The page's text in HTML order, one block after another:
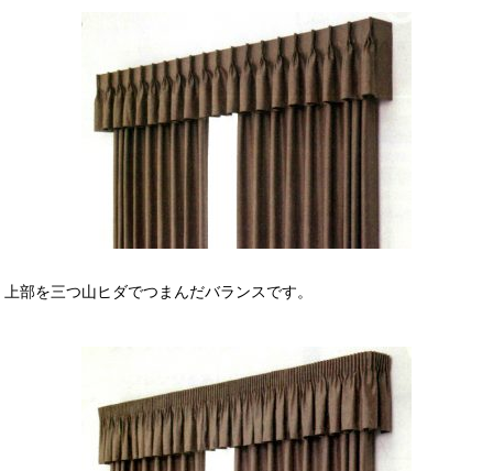
上部を三つ山ヒダでつまんだバランスです。